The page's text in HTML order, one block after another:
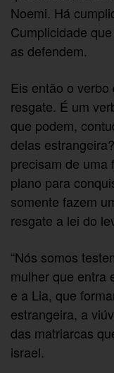
Noemi. Há
Cumplicidade
as defendem.
Eis então o
resgate. É um
que podem,
delas
precisam de uma
plano para
somente fazem
resgate a lei do
“Nós somos
mulher que entra
e a Lia, que
estrangeira, a
das matriarcas
israel.